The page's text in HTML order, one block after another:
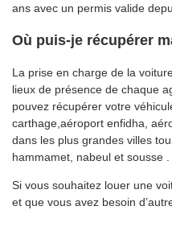
ans avec un permis valide
Où puis-je récupérer
La prise en charge de la
lieux de présence de chaque
pouvez récupérer votre
carthage,aéroport enfidha,
dans les plus grandes villes
hammamet, nabeul et sousse .
Si vous souhaitez louer une
et que vous avez besoin